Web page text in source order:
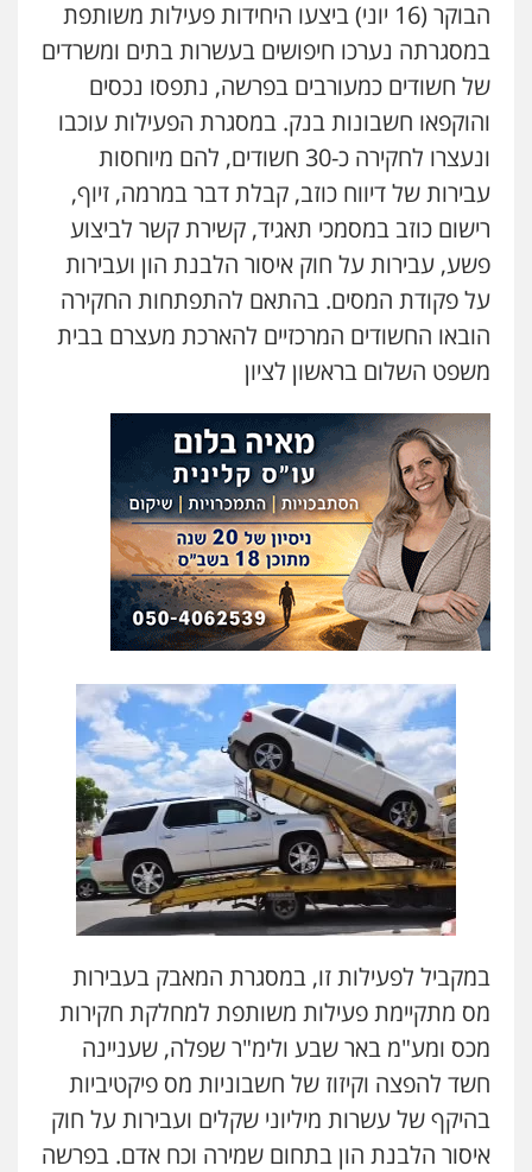
הבוקר (16 יוני) ביצעו היחידות פעילות משותפת
במסגרתה נערכו חיפושים בעשרות בתים ומשרדים
של חשודים כמעורבים בפרשה, נתפסו נכסים
והוקפאו חשבונות בנק. במסגרת הפעילות עוכבו
ונעצרו לחקירה כ-30 חשודים, להם מיוחסות
עבירות של דיווח כוזב, קבלת דבר במרמה, זיוף,
רישום כוזב במסמכי תאגיד, קשירת קשר לביצוע
פשע, עבירות על חוק איסור הלבנת הון ועבירות
על פקודת המסים. בהתאם להתפתחות החקירה
הובאו החשודים המרכזיים להארכת מעצרם בבית
משפט השלום בראשון לציון
במקביל לפעילות זו, במסגרת המאבק בעבירות
מס מתקיימת פעילות משותפת למחלקת חקירות
מכס ומע"מ באר שבע ולימ"ר שפלה, שעניינה
חשד להפצה וקיזוז של חשבוניות מס פיקטיביות
בהיקף של עשרות מיליוני שקלים ועבירות על חוק
איסור הלבנת הון בתחום שמירה וכח אדם. בפרשה